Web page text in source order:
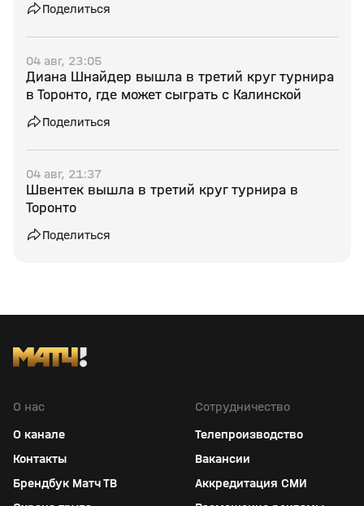
Поделиться
04 авг, 23:05
Диана Шнайдер вышла в третий круг турнира
в Торонто, где может сыграть с Калинской
Поделиться
04 авг, 21:37
Швентек вышла в третий круг турнира в
Торонто
Поделиться
О нас
О канале
Контакты
Брендбук Матч ТВ
Сотрудничество
Телепроизводство
Вакансии
Аккредитация СМИ